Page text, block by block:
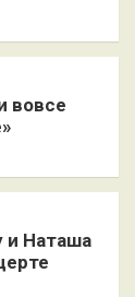
вовсе
и Наташа